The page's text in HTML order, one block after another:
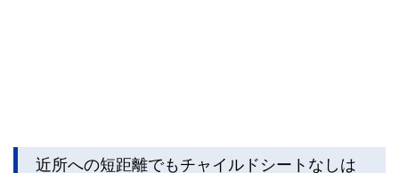
近所への短距離でもチャイルドシートなしは